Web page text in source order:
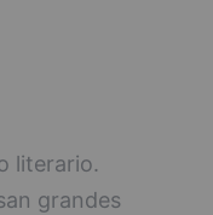
literario.
grandes